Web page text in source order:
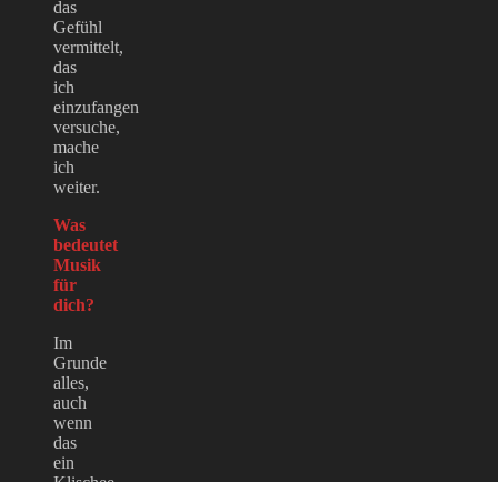
das
Gefühl
vermittelt,
das
ich
einzufangen
versuche,
mache
ich
weiter.
Was
bedeutet
Musik
für
dich?
Im
Grunde
alles,
auch
wenn
das
ein